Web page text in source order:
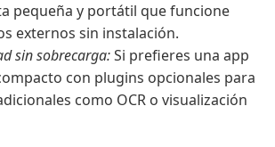
pequeña y portátil que funcione
externos sin instalación.
sin sobrecarga:Si prefieres una app
con plugins opcionales para
como OCR o visualización